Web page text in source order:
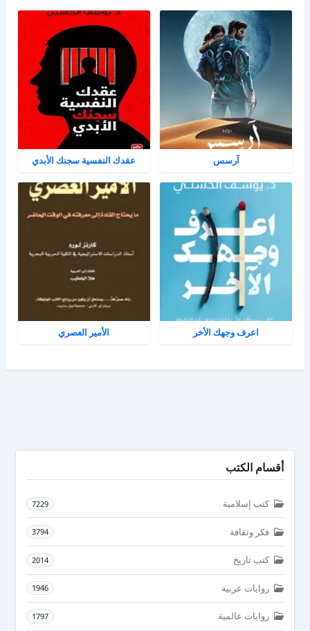
آرسس عقدك النفسية سجنك الأبدي
اعرف وجهك الأخر الأمير العصري
أقسام الكتب
كتب إسلامية 7229
فكر وثقافة 3794
كتب تاريخ 2014
روايات عربية 1946
روايات عالمية 1797